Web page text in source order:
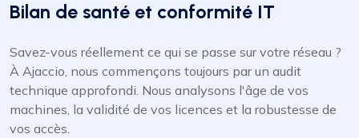
Bilan de santé et conformité IT
Savez-vous réellement ce qui se passe sur votre réseau ?
À Ajaccio, nous commençons toujours par un audit
technique approfondi. Nous analysons l'âge de vos
machines, la validité de vos licences et la robustesse de
vos accès.